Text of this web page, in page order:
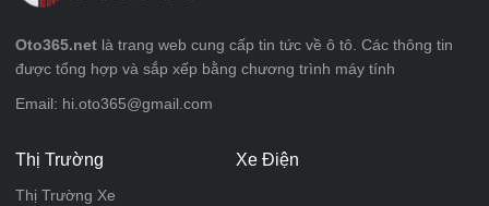
Oto365.net là trang web cung cấp tin tức về ô tô. Các thông tin
được tổng hợp và sắp xếp bằng chương trình máy tính
Email: hi.oto365@gmail.com
Thị Trường
Thị Trường Xe
Xe Điện